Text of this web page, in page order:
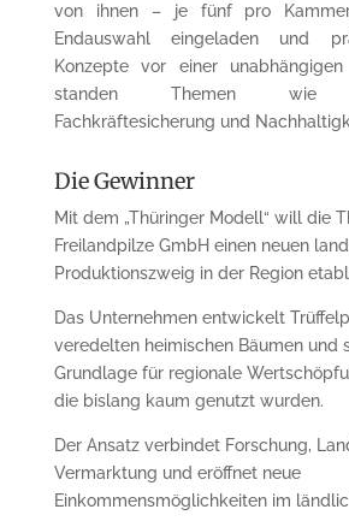
von ihnen – je fünf pro
Endauswahl eingeladen und
Konzepte vor einer
standen Themen wie
Fachkräftesicherung und
Die Gewinner
Mit dem „Thüringer Modell“ will die
Freilandpilze GmbH einen neuen
Produktionszweig in der Region
Das Unternehmen entwickelt
veredelten heimischen Bäumen und
Grundlage für regionale
die bislang kaum genutzt wurden.
Der Ansatz verbindet Forschung,
Vermarktung und eröffnet neue
Einkommensmöglichkeiten im